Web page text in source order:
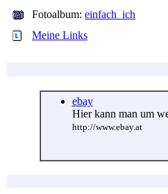
Fotoalbum: einfach_ich
Meine Links
ebay
Hier kann man um
http://www.ebay.at